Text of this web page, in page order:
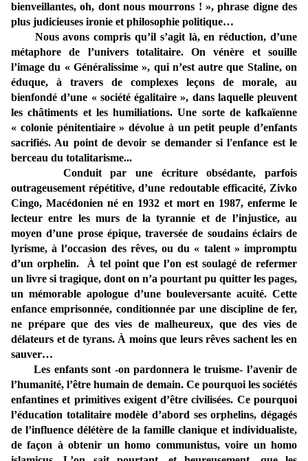
bienveillantes, oh, dont nous mourrons ! », phrase digne des
plus judicieuses ironie et philosophie politique…
Nous avons compris qu’il s’agit là, en réduction, d’une
métaphore de l’univers totalitaire. On vénère et souille
l’image du « Généralissime », qui n’est autre que Staline, on
éduque, à travers de complexes leçons de morale, au
bienfondé d’une « société égalitaire », dans laquelle pleuvent
les châtiments et les humiliations. Une sorte de kafkaïenne
« colonie pénitentiaire » dévolue à un petit peuple d’enfants
sacrifiés. Au point de devoir se demander si l'enfance est le
berceau du totalitarisme...
Conduit par une écriture obsédante, parfois
outrageusement répétitive, d’une redoutable efficacité, Zivko
Cingo, Macédonien né en 1932 et mort en 1987, enferme le
lecteur entre les murs de la tyrannie et de l’injustice, au
moyen d’une prose épique, traversée de soudains éclairs de
lyrisme, à l’occasion des rêves, ou du « talent » impromptu
d’un orphelin. À tel point que l’on est soulagé de refermer
un livre si tragique, dont on n’a pourtant pu quitter les pages,
un mémorable apologue d’une bouleversante acuité. Cette
enfance emprisonnée, conditionnée par une discipline de fer,
ne prépare que des vies de malheureux, que des vies de
délateurs et de tyrans. À moins que leurs rêves sachent les en
sauver…
Les enfants sont -on pardonnera le truisme- l’avenir de
l’humanité, l’être humain de demain. Ce pourquoi les sociétés
enfantines et primitives exigent d’être civilisées. Ce pourquoi
l’éducation totalitaire modèle d’abord ses orphelins, dégagés
de l’influence délétère de la famille clanique et individualiste,
de façon à obtenir un homo communistus, voire un homo